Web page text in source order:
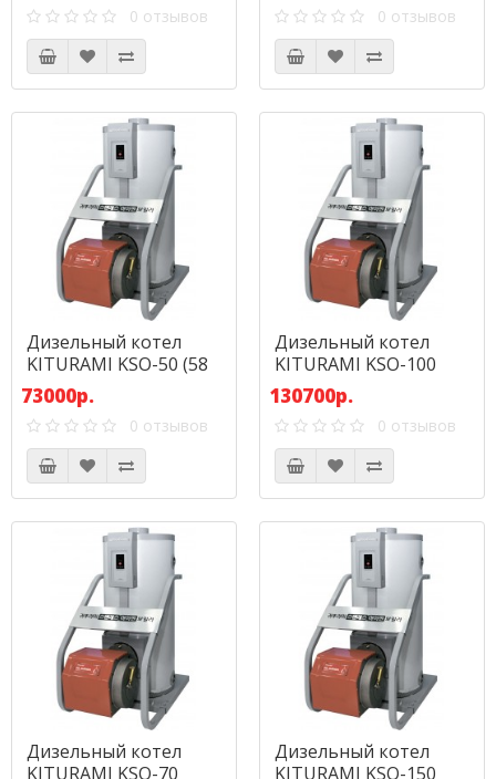
0 отзывов 0 отзывов
Дизельный котел
KITURAMI KSO-50 (58
кВт)
73000р.
0 отзывов
Дизельный котел
KITURAMI KSO-100
(116 кВт)
130700р.
0 отзывов
Дизельный котел
KITURAMI KSO-70
Дизельный котел
KITURAMI KSO-150